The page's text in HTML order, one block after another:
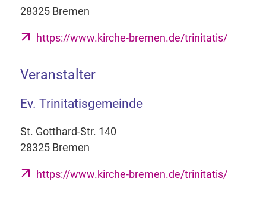
28325 Bremen
https://www.kirche-bremen.de/trinitatis/
Veranstalter
Ev. Trinitatisgemeinde
St. Gotthard-Str. 140
28325 Bremen
https://www.kirche-bremen.de/trinitatis/